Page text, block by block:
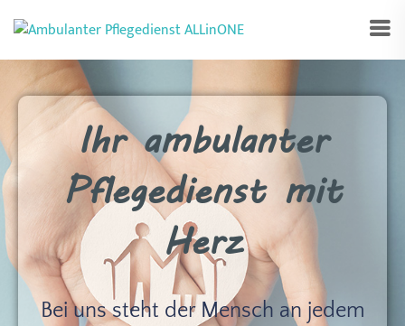
Ihr ambulanter
Pflegedienst mit
Herz
Bei uns steht der Mensch an jedem